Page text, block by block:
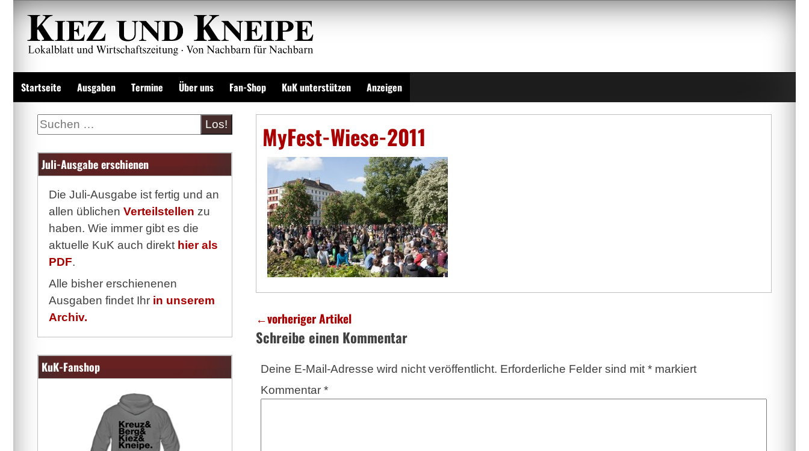
Zum
Inhalt
springen
Startseite Ausgaben Termine Über uns Fan-Shop KuK unterstützen Anzeigen
MyFest-Wiese-2011
←vorheriger Artikel
Schreibe einen Kommentar
Deine E-Mail-Adresse wird nicht veröffentlicht. Erforderliche Felder sind mit *markiert
Kommentar *
Suche
Juli-Ausgabe erschienen
Die Juli-Ausgabe ist fertig und an
allen üblichen Verteilstellen zu
haben. Wie immer gibt es die
aktuelle KuK auch direkt hier als
PDF.
Alle bisher erschienenen
Ausgaben findet Ihr in unserem
Archiv.
KuK-Fanshop